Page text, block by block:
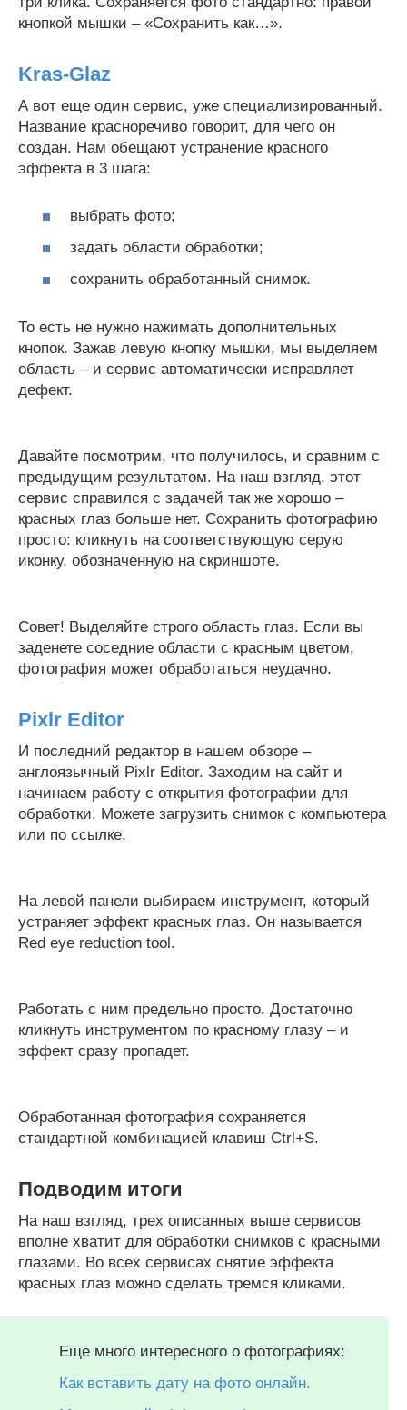
кнопкой мышки – «Сохранить как…».
Kras-Glaz
А вот еще один сервис, уже специализированный.
Название красноречиво говорит, для чего он
создан. Нам обещают устранение красного
эффекта в 3 шага:
выбрать фото;
задать области обработки;
сохранить обработанный снимок.
То есть не нужно нажимать дополнительных
кнопок. Зажав левую кнопку мышки, мы выделяем
область – и сервис автоматически исправляет
дефект.
Давайте посмотрим, что получилось, и сравним с
предыдущим результатом. На наш взгляд, этот
сервис справился с задачей так же хорошо –
красных глаз больше нет. Сохранить фотографию
просто: кликнуть на соответствующую серую
иконку, обозначенную на скриншоте.
Совет! Выделяйте строго область глаз. Если вы
заденете соседние области с красным цветом,
фотография может обработаться неудачно.
Pixlr Editor
И последний редактор в нашем обзоре –
англоязычный Pixlr Editor. Заходим на сайт и
начинаем работу с открытия фотографии для
обработки. Можете загрузить снимок с компьютера
или по ссылке.
На левой панели выбираем инструмент, который
устраняет эффект красных глаз. Он называется
Red eye reduction tool.
Работать с ним предельно просто. Достаточно
кликнуть инструментом по красному глазу – и
эффект сразу пропадет.
Обработанная фотография сохраняется
стандартной комбинацией клавиш Ctrl+S.
Подводим итоги
На наш взгляд, трех описанных выше сервисов
вполне хватит для обработки снимков с красными
глазами. Во всех сервисах снятие эффекта
красных глаз можно сделать тремся кликами.
Еще много интересного о фотографиях:
Как вставить дату на фото онлайн.